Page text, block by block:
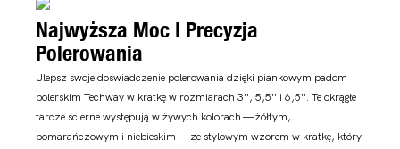
Najwyższa Moc I Precyzja
Polerowania
Ulepsz swoje doświadczenie polerowania dzięki piankowym padom
polerskim Techway w kratkę w rozmiarach 3'', 5,5'' i 6,5''. Te okrągłe
tarcze ścierne występują w żywych kolorach — żółtym,
pomarańczowym i niebieskim — ze stylowym wzorem w kratkę, który